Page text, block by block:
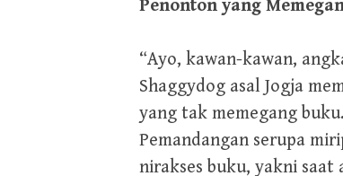
Penonton yang
“Ayo, kawan-kawan,
Shaggydog asal Jogja
yang tak memegang buku.
Pemandangan serupa
nirakses buku, yakni